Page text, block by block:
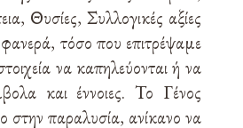
Θυσίες, Συλλογικές αξίες
τόσο που επιτρέψαμε
να καπηλεύονται ή να
και έννοιες. Το Γένος
στην παραλυσία, ανίκανο να